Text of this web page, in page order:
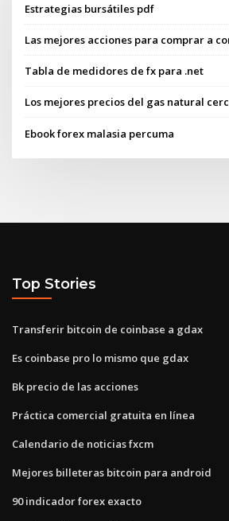
Estrategias bursátiles pdf
Las mejores acciones para comprar a
Tabla de medidores de fx para .net
Los mejores precios del gas natural
Ebook forex malasia percuma
Top Stories
Transferir bitcoin de coinbase a gdax
Es coinbase pro lo mismo que gdax
Bk precio de las acciones
Práctica comercial gratuita en línea
Calendario de noticias fxcm
Mejores billeteras bitcoin para android
90 indicador forex exacto